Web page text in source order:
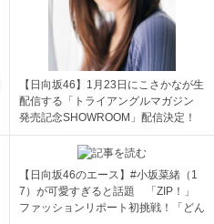
【日向坂46】1月23日にこさかなが生
配信する「トライアングルマガジン
発売記念SHOWROOM」配信決定！
【日向坂46のエース】#小坂菜緒（1
7）が可愛すぎると話題 「ZIP！」
ファッションリポート初挑戦！「どん